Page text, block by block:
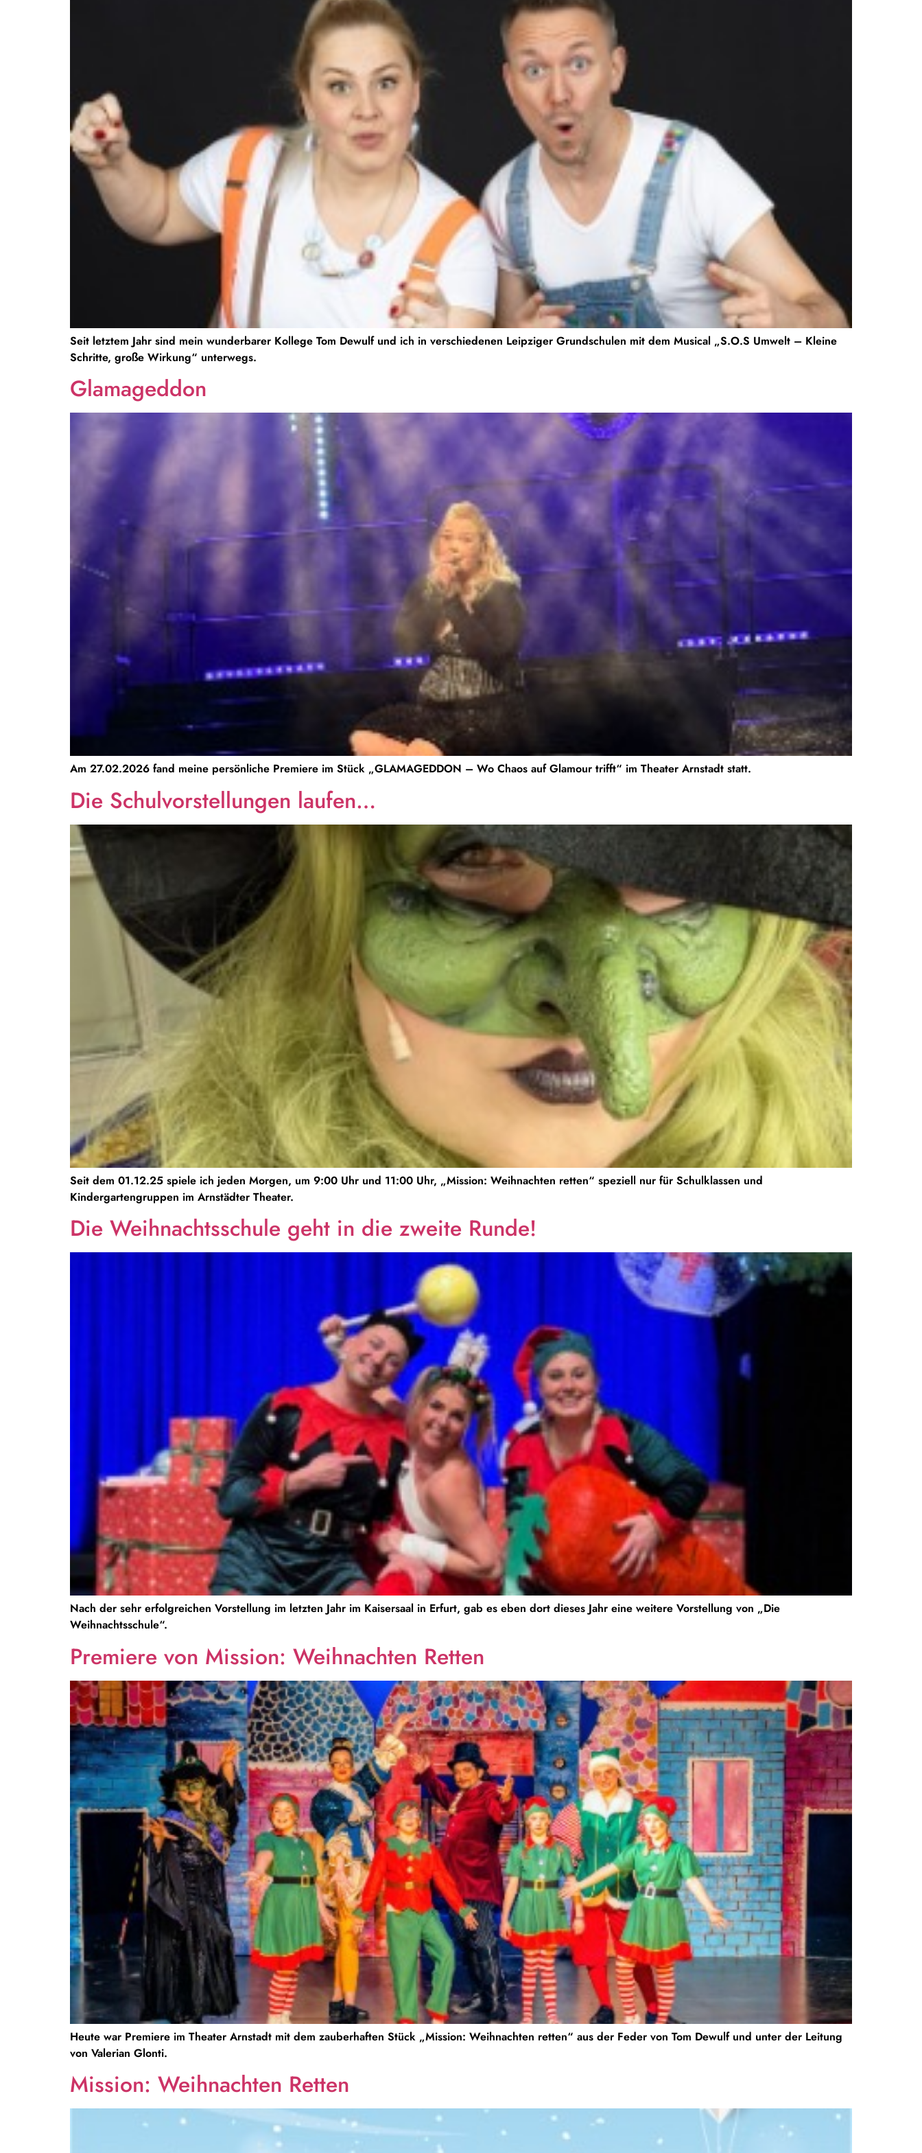
Seit letztem Jahr sind mein wunderbarer Kollege Tom Dewulf und ich in verschiedenen Leipziger Grundschulen mit dem Musical „S.O.S Umwelt – Kleine
Schritte, große Wirkung“ unterwegs.
Glamageddon
Am 27.02.2026 fand meine persönliche Premiere im Stück „GLAMAGEDDON – Wo Chaos auf Glamour trifft“ im Theater Arnstadt statt.
Die Schulvorstellungen laufen…
Seit dem 01.12.25 spiele ich jeden Morgen, um 9:00 Uhr und 11:00 Uhr, „Mission: Weihnachten retten“ speziell nur für Schulklassen und
Kindergartengruppen im Arnstädter Theater.
Die Weihnachtsschule geht in die zweite Runde!
Nach der sehr erfolgreichen Vorstellung im letzten Jahr im Kaisersaal in Erfurt, gab es eben dort dieses Jahr eine weitere Vorstellung von „Die
Weihnachtsschule“.
Premiere von Mission: Weihnachten Retten
Heute war Premiere im Theater Arnstadt mit dem zauberhaften Stück „Mission: Weihnachten retten“ aus der Feder von Tom Dewulf und unter der Leitung
von Valerian Glonti.
Mission: Weihnachten Retten